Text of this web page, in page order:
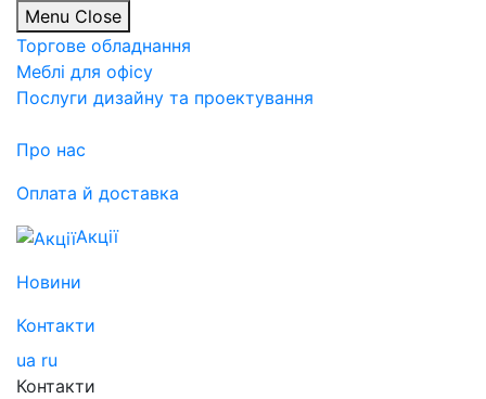
Menu Close
Торгове обладнання
Меблі для офісу
Послуги дизайну та проектування
Про нас
Оплата й доставка
Акції
Новини
Контакти
ua ru
Контакти